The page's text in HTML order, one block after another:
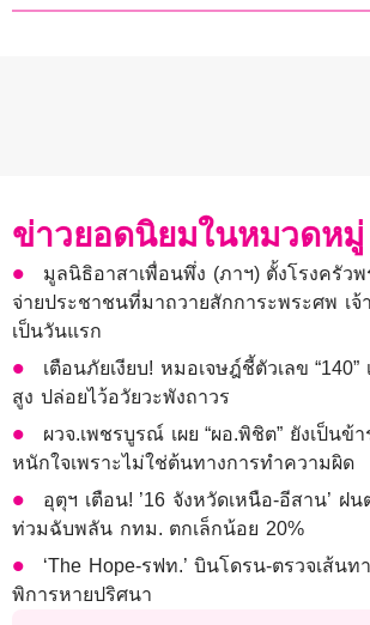
ข่าวยอดนิยมในหมวดหมู่
มูลนิธิอาสาเพื่อนพึ่ง (ภาฯ) ตั้งโรงครัว
จ่ายประชาชนที่มาถวายสักการะพระศพ เจ้
เป็นวันแรก
เตือนภัยเงียบ! หมอเจษฎ์ชี้ตัวเลข
สูง ปล่อยไว้อวัยวะพังถาวร
ผวจ.เพชรบูรณ์ เผย “ผอ.พิชิต” ยังเป็นข้
หนักใจเพราะไม่ใช่ต้นทางการทำความผิด
อุตุฯ เตือน! ’16 จังหวัดเหนือ-อีสาน’ ฝ
ท่วมฉับพลัน กทม. ตกเล็กน้อย 20%
‘The Hope-รฟท.’ บินโดรน-ตรวจเส้นท
พิการหายปริศนา